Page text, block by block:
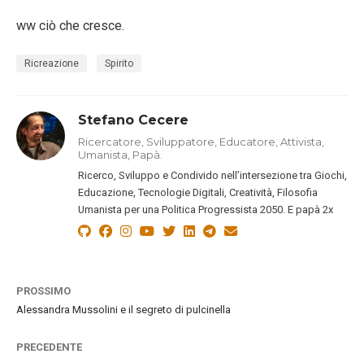
ww ciò che cresce.
Ricreazione Spirito
Stefano Cecere
Ricercatore, Sviluppatore, Educatore, Attivista,
Umanista, Papà.
Ricerco, Sviluppo e Condivido nell’intersezione tra Giochi,
Educazione, Tecnologie Digitali, Creatività, Filosofia
Umanista per una Politica Progressista 2050. E papà 2x
PROSSIMO
Alessandra Mussolini e il segreto di pulcinella
PRECEDENTE